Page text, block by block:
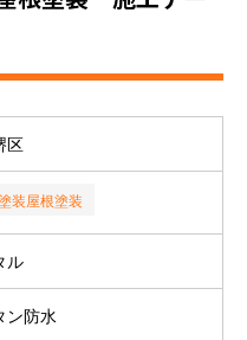
区
装屋根塗装
ル
ン防水